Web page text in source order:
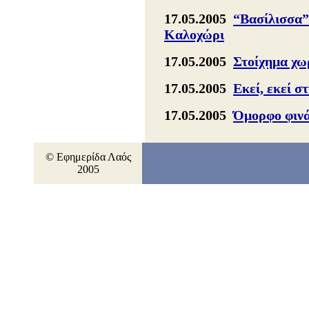
17.05.2005
Καλοχώρι
17.05.2005 Στοίχημα
17.05.2005 Εκεί, εκεί
17.05.2005Όμορφο
© Εφημερίδα Λαός
2005